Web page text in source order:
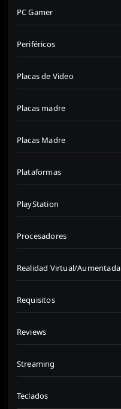
PC Gamer
Periféricos
Placas de Video
Placas madre
Placas Madre
Plataformas
PlayStation
Procesadores
Realidad Virtual/Aumentada
Requisitos
Reviews
Streaming
Teclados